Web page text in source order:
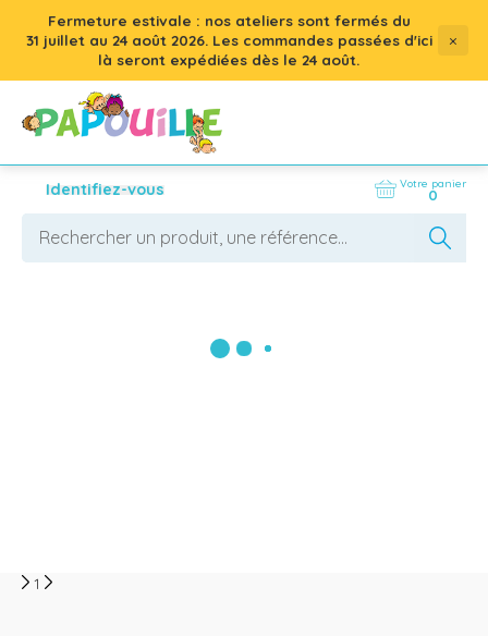
Fermeture estivale : nos ateliers sont fermés du
31 juillet au 24 août 2026. Les commandes passées d'ici
là seront expédiées dès le 24 août.
×
Identifiez-vous Votre panier
0
l’ensemble. Une intervention ciblée suffit.
1